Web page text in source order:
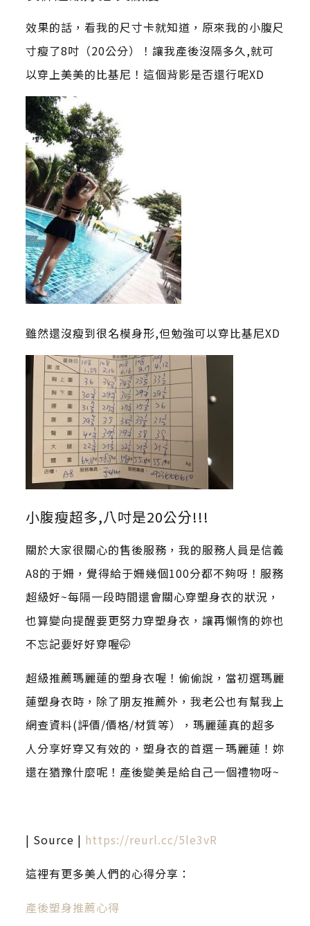
效果的話，看我的尺寸卡就知道，原來我的小腹尺
寸瘦了8吋（20公分）！讓我產後沒隔多久,就可
以穿上美美的比基尼！這個背影是否還行呢XD
雖然還沒瘦到很名模身形,但勉強可以穿比基尼XD
小腹瘦超多,八吋是20公分!!!
關於大家很關心的售後服務，我的服務人員是信義
A8的于姍，覺得給于姍幾個100分都不夠呀！服務
超級好~每隔一段時間還會關心穿塑身衣的狀況，
也算變向提醒要更努力穿塑身衣，讓再懶惰的妳也
不忘記要好好穿喔🤭
超級推薦瑪麗蓮的塑身衣喔！偷偷說，當初選瑪麗
蓮塑身衣時，除了朋友推薦外，我老公也有幫我上
網查資料(評價/價格/材質等），瑪麗蓮真的超多
人分享好穿又有效的，塑身衣的首選－瑪麗蓮！妳
還在猶豫什麼呢！產後變美是給自己一個禮物呀~
| Source | https://reurl.cc/5le3vR
這裡有更多美人們的心得分享：
產後塑身推薦心得